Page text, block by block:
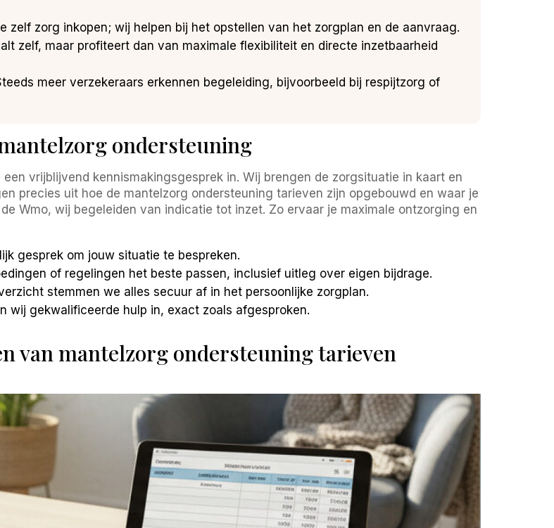
zelf zorg inkopen; wij helpen bij het opstellen van het zorgplan en de aanvraag.
zelf, maar profiteert dan van maximale flexibiliteit en directe inzetbaarheid
meer verzekeraars erkennen begeleiding, bijvoorbeeld bij respijtzorg of
ondersteuning
vrijblijvend kennismakingsgesprek in. Wij brengen de zorgsituatie in kaart en
precies uit hoe de mantelzorg ondersteuning tarieven zijn opgebouwd en waar je
Wmo, wij begeleiden van indicatie tot inzet. Zo ervaar je maximale ontzorging en
gesprek om jouw situatie te bespreken.
of regelingen het beste passen, inclusief uitleg over eigen bijdrage.
stemmen we alles secuur af in het persoonlijke zorgplan.
wij gekwalificeerde hulp in, exact zoals afgesproken.
van mantelzorg ondersteuning tarieven